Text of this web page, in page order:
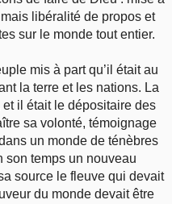
libéralité de propos et
sur le monde tout entier.
mis à part qu’il était au
la terre et les nations. La
il était le dépositaire des
sa volonté, témoignage
un monde de ténèbres
son temps un nouveau
source le fleuve qui devait
du monde devait être